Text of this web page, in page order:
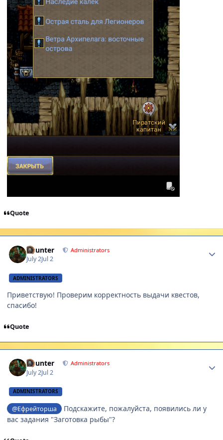
Quote
Gaunter Administrators
July 2Jul 2
ADMINISTRATORS
Приветствую! Проверим корректность выдачи квестов,
спасибо!
Quote
Gaunter Administrators
July 2Jul 2
ADMINISTRATORS
@Ефрейторша
Подскажите, пожалуйста, появились ли у
вас задания "Заготовка рыбы"?